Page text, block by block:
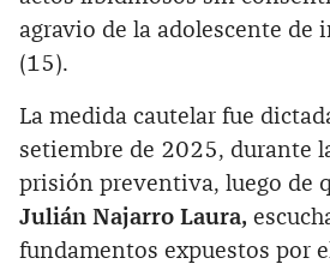
agravio de la adolescente de
(15).
La medida cautelar fue
setiembre de 2025, durante
prisión preventiva, luego de
Julián Najarro Laura,
fundamentos expuestos por